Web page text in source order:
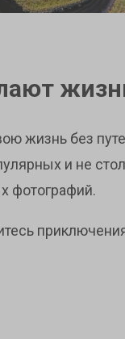
жизнь без
и не
фотографий.